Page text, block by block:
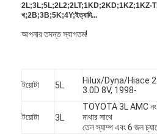
2L;3L;5L;2L2;2LT;1KD;2KD;1KZ;1KZ-
খ;2B;3B;5K;4Y;ইত্যাদি...
আপনার তদন্ত স্বাগতম!
টয়োটা 5L
Hilux/Dyna/Hiace
3.0D 8V, 1998-
টয়োটা 3L
TOYOTA 3L AMC
মাথার সাথে
তেল স্যাম্প এবং 6 জল